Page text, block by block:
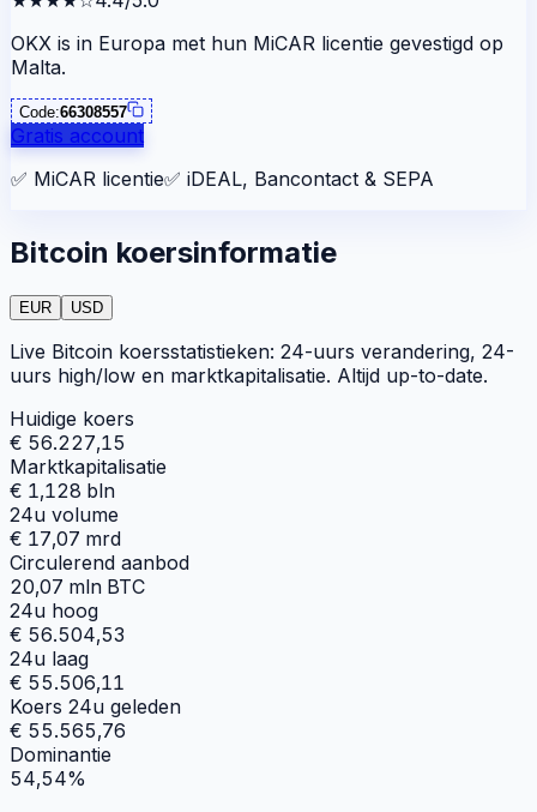
OKX is in Europa met hun MiCAR licentie gevestigd op
Malta.
Code:66308557
Gratis account
✅ MiCAR licentie✅ iDEAL, Bancontact & SEPA
Bitcoin koersinformatie
EUR USD
Live Bitcoin koersstatistieken: 24-uurs verandering, 24-
uurs high/low en marktkapitalisatie. Altijd up-to-date.
Huidige koers
€ 56.227,15
Marktkapitalisatie
€ 1,128 bln
24u volume
€ 17,07 mrd
Circulerend aanbod
20,07 mln BTC
24u hoog
€ 56.504,53
24u laag
€ 55.506,11
Koers 24u geleden
€ 55.565,76
Dominantie
54,54%